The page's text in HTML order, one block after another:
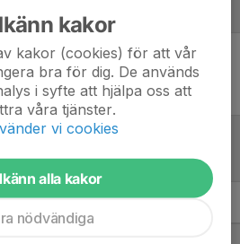
referat skrivet
kakor
kakor (cookies) för att vår
bra för dig. De används
i syfte att hjälpa oss att
våra tjänster.
vi cookies
alla kakor
nödvändiga